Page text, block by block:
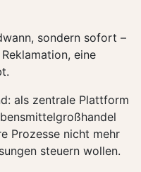
sondern sofort –
eine
als zentrale Plattform
Prozesse nicht mehr
steuern wollen.